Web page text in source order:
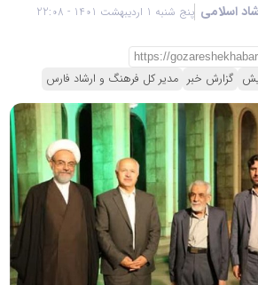
اسلامی پنج شنبه 1 اردیبهشت 1401 - 22:08
گزارش خبر مدیر کل فرهنگ و ارشاد فارس